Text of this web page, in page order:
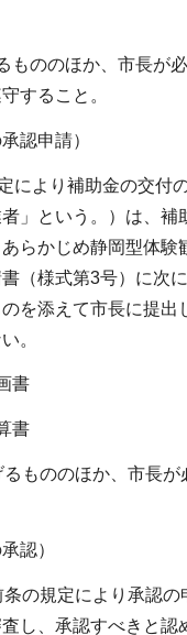
もののほか、市長が
すること。
認申請）
により補助金の交付
者」という。）は、補
らかじめ静岡型体験
（様式第3号）に次
を添えて市長に提出
。
書
書
るもののほか、市長
認）
の規定により承認の
し、承認すべきと認